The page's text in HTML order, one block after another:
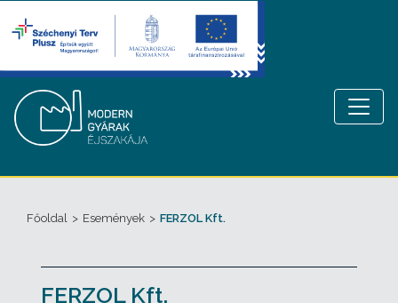
Főoldal > Események > FERZOL Kft.
FERZOL Kft.